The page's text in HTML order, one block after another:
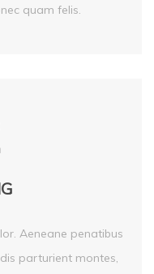
quam felis.
Aeneane penatibus
parturient montes,